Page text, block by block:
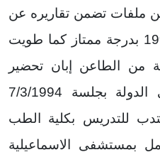
ملفات تضمن تقاريره عن
الأعوام 1987 ، 1988 ، 1990 بدرجة ممتاز كما طويت
من الطاعن إبان تحضير
الطعن أمام هيئة مفوضى الدولة بجلسة 7/3/1994
للتدريس بكلية الطب
بمستشفى الاسماعيلية